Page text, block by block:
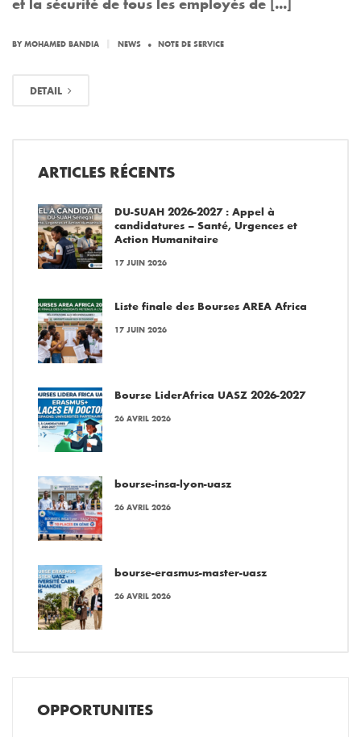
BY MOHAMED BANDIA NEWS . NOTE DE SERVICE
DETAIL
ARTICLES RÉCENTS
DU-SUAH 2026-2027 : Appel à
candidatures – Santé, Urgences et
Action Humanitaire
17 JUIN 2026
Liste finale des Bourses AREA Africa
17 JUIN 2026
Bourse LiderAfrica UASZ 2026-2027
26 AVRIL 2026
bourse-insa-lyon-uasz
26 AVRIL 2026
bourse-erasmus-master-uasz
26 AVRIL 2026
OPPORTUNITES